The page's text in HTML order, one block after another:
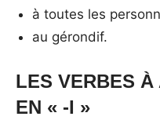
à toutes les
au gérondif.
LES VERBES
EN « -I »